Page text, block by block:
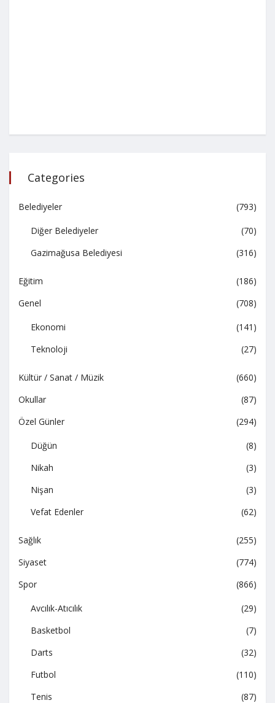
Categories
Belediyeler (793)
Diğer Belediyeler
(70)
Gazimağusa Belediyesi
(316)
Eğitim
(186)
Genel
(708)
Ekonomi
(141)
Teknoloji
(27)
Kültür / Sanat / Müzik
(660)
Okullar
(87)
Özel Günler
(294)
Düğün
(8)
Nikah
(3)
Nişan
(3)
Vefat Edenler
(62)
Sağlık
(255)
Siyaset
(774)
Spor
(866)
Avcılık-Atıcılık
(29)
Basketbol
(7)
Darts
(32)
Futbol
(110)
Tenis
(87)